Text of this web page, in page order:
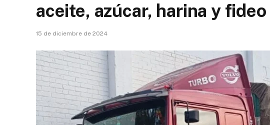
aceite, azúcar, harina y
15 de diciembre de 2024